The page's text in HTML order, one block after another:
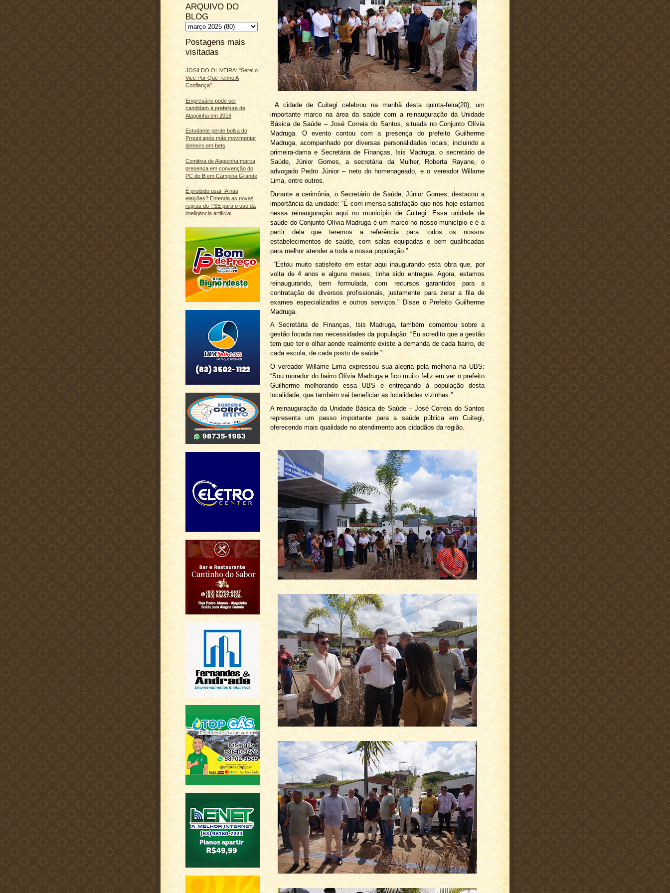
ARQUIVO DO
BLOG
Postagens mais
visitadas
JOSILDO OLIVEIRA: "Serei o
Vice Por Que Tenho A
Confiança"
Empresário pode ser
candidato à prefeitura de
Alagoinha em 2016
Estudante perde bolsa do
Prouni após mãe movimentar
dinheiro em bets
Comitiva de Alagoinha marca
presença em convenção do
PC do B em Campina Grande
É proibido usar IA nas
eleições? Entenda as novas
regras do TSE para o uso da
inteligência artificial
A cidade de Cuitegi celebrou na manhã desta quinta-feira(20), um
importante marco na área da saúde com a reinauguração da Unidade
Básica de Saúde – José Correia do Santos, situada no Conjunto Olívia
Madruga. O evento contou com a presença do prefeito Guilherme
Madruga, acompanhado por diversas personalidades locais, incluindo a
primeira-dama e Secretária de Finanças, Isis Madruga, o secretário de
Saúde, Júnior Gomes, a secretária da Mulher, Roberta Rayane, o
advogado Pedro Júnior – neto do homenageado, e o vereador Willame
Lima, entre outros.
Durante a cerimônia, o Secretário de Saúde, Júnior Gomes, destacou a
importância da unidade: “É com imensa satisfação que nós hoje estamos
nessa reinauguração aqui no município de Cuitegi. Essa unidade de
saúde do Conjunto Olívia Madruga é um marco no nosso município e é a
partir dela que teremos a referência para todos os nossos
estabelecimentos de saúde, com salas equipadas e bem qualificadas
para melhor atender a toda a nossa população.”
“Estou muito satisfeito em estar aqui inaugurando esta obra que, por
volta de 4 anos e alguns meses, tinha sido entregue. Agora, estamos
reinaugurando, bem formulada, com recursos garantidos para a
contratação de diversos profissionais, justamente para zerar a fila de
exames especializados e outros serviços.” Disse o Prefeito Guilherme
Madruga.
A Secretária de Finanças, Isis Madruga, também comentou sobre a
gestão focada nas necessidades da população: “Eu acredito que a gestão
tem que ter o olhar aonde realmente existe a demanda de cada bairro, de
cada escola, de cada posto de saúde.”
O vereador Willame Lima expressou sua alegria pela melhoria na UBS:
“Sou morador do bairro Olívia Madruga e fico muito feliz em ver o prefeito
Guilherme melhorando essa UBS e entregando à população desta
localidade, que também vai beneficiar as localidades vizinhas.”
A reinauguração da Unidade Básica de Saúde – José Correia do Santos
representa um passo importante para a saúde pública em Cuitegi,
oferecendo mais qualidade no atendimento aos cidadãos da região.